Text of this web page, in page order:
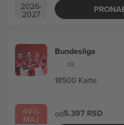
2026-
2027
AVG-
MAJ
Bundesliga
DE
18500 Karte
od5.397 RSD